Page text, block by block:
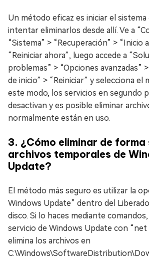
Un método eficaz es iniciar el
intentar eliminarlos desde allí. Ve a
“Sistema” > “Recuperación” > “Inicio
“Reiniciar ahora”, luego accede a
problemas” > “Opciones avanzadas”
de inicio” > “Reiniciar” y selecciona el
este modo, los servicios en segundo
desactivan y es posible eliminar
normalmente están en uso.
3. ¿Cómo eliminar de forma
archivos temporales de
Update?
El método más seguro es utilizar la
Windows Update” dentro del
disco. Si lo haces mediante
servicio de Windows Update con
elimina los archivos en